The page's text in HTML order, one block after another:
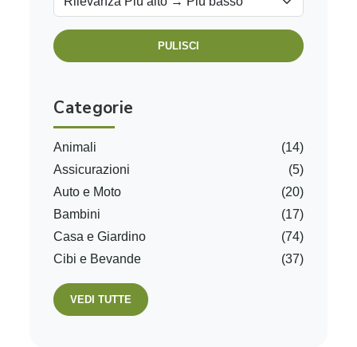
PULISCI
Categorie
Animali
(14)
Assicurazioni
(5)
Auto e Moto
(20)
Bambini
(17)
Casa e Giardino
(74)
Cibi e Bevande
(37)
VEDI TUTTE